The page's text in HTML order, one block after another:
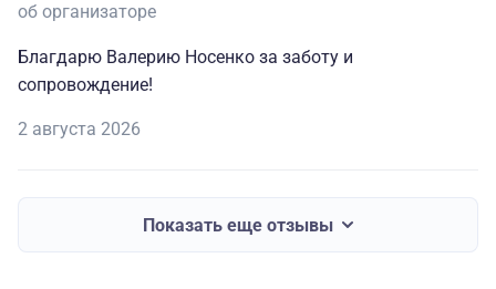
об организаторе
Благдарю Валерию Носенко за заботу и
сопровождение!
2 августа 2026
Показать еще отзывы